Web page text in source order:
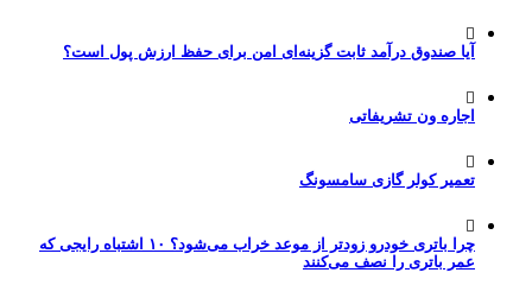
آیا صندوق درآمد ثابت گزینه‌ای امن برای حفظ ارزش پول است؟
اجاره ون تشریفاتی
تعمیر کولر گازی سامسونگ
چرا باتری خودرو زودتر از موعد خراب می‌شود؟ ۱۰ اشتباه رایجی که
عمر باتری را نصف می‌کنند